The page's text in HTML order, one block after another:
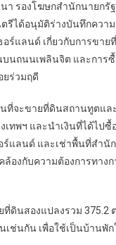
า รองโฆษกสำนักนายกรั
รีได้อนุมัติร่างบันทึกควา
อร์แลนด์ เกี่ยวกับการขา
บนถนนเพลินจิต และการ
ยร่วมฤดี
ที่จะขายที่ดินสถานทูตแล
เทพฯ และนำเงินที่ได้ไป
ร์แลนด์ และเช่าพื้นที่สำ
ล้องกับความต้องการทาง
ดินสองแปลงรวม 375.2
เช่นกัน เพื่อใช้เป็นบ้านพั